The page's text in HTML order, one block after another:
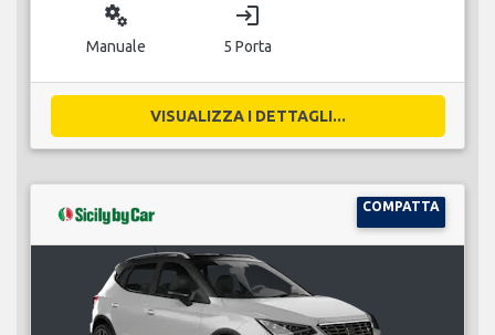
miscellaneous_services
Manuale
login
5 Porta
VISUALIZZA I DETTAGLI...
COMPATTA